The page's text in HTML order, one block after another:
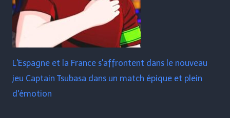
L'Espagne et la France s'affrontent dans le nouveau
jeu Captain Tsubasa dans un match épique et plein
d'émotion